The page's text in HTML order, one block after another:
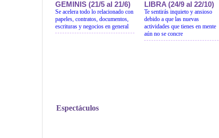
GEMINIS (21/5 al 21/6)
Se acelera todo lo relacionado con
papeles, contratos, documentos,
escrituras y negocios en general
LIBRA (24/9 al 22/10)
Te sentirás inquieto y ansioso
debido a que las nuevas
actividades que tienes en mente
aún no se concre
Espectáculos